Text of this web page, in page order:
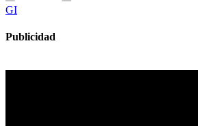
GI
Publicidad